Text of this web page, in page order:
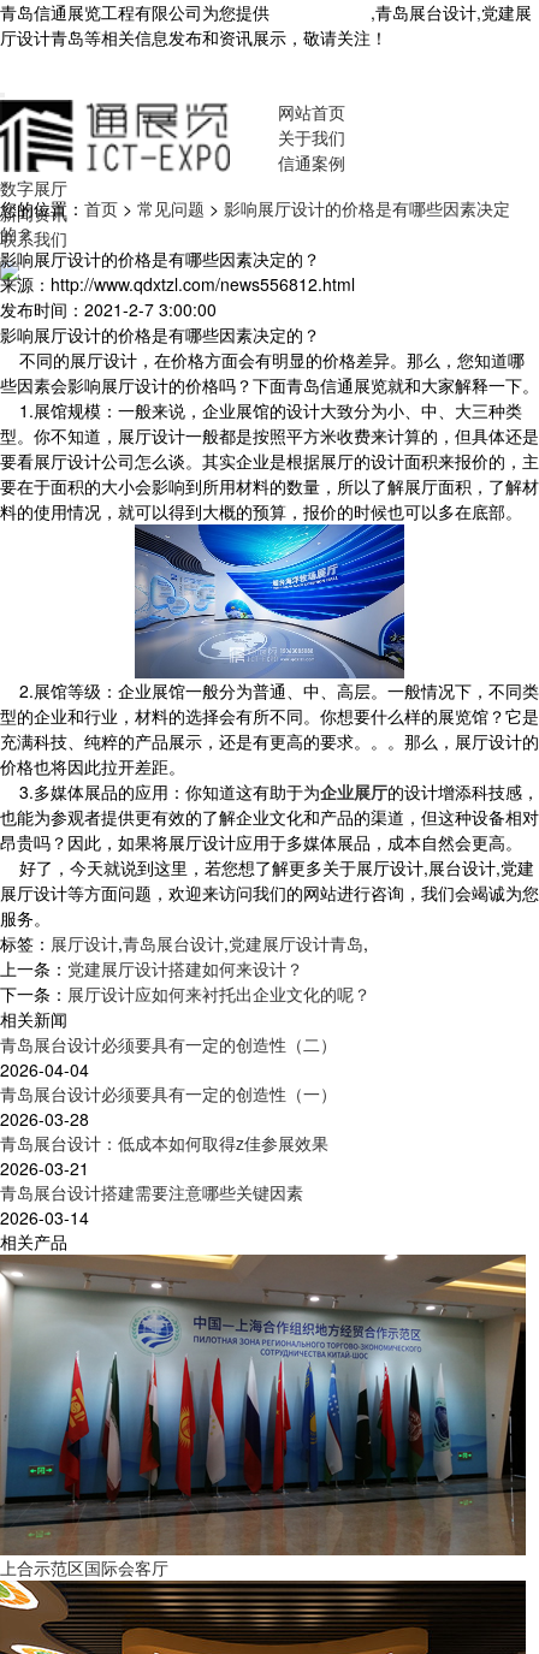
青岛信通展览工程有限公司为您提供
,青岛展台设计,党建展
厅设计青岛等相关信息发布和资讯展示，敬请关注！
网站首页
关于我们
信通案例
数字展厅
新闻资讯
联系我们
您的位置： 首页 > 常见问题 > 影响展厅设计的价格是有哪些因素决定
的？
影响展厅设计的价格是有哪些因素决定的？
来源：http://www.qdxtzl.com/news556812.html
发布时间：2021-2-7 3:00:00
影响展厅设计的价格是有哪些因素决定的？
不同的展厅设计，在价格方面会有明显的价格差异。那么，您知道哪
些因素会影响展厅设计的价格吗？下面青岛信通展览就和大家解释一下。
1.展馆规模：一般来说，企业展馆的设计大致分为小、中、大三种类
型。你不知道，展厅设计一般都是按照平方米收费来计算的，但具体还是
要看展厅设计公司怎么谈。其实企业是根据展厅的设计面积来报价的，主
要在于面积的大小会影响到所用材料的数量，所以了解展厅面积，了解材
料的使用情况，就可以得到大概的预算，报价的时候也可以多在底部。
2.展馆等级：企业展馆一般分为普通、中、高层。一般情况下，不同类
型的企业和行业，材料的选择会有所不同。你想要什么样的展览馆？它是
充满科技、纯粹的产品展示，还是有更高的要求。。。那么，展厅设计的
价格也将因此拉开差距。
3.多媒体展品的应用：你知道这有助于为企业展厅的设计增添科技感，
也能为参观者提供更有效的了解企业文化和产品的渠道，但这种设备相对
昂贵吗？因此，如果将展厅设计应用于多媒体展品，成本自然会更高。
好了，今天就说到这里，若您想了解更多关于展厅设计,展台设计,党建
展厅设计等方面问题，欢迎来访问我们的网站进行咨询，我们会竭诚为您
服务。
标签： 展厅设计,青岛展台设计,党建展厅设计青岛,
上一条： 党建展厅设计搭建如何来设计？
下一条： 展厅设计应如何来衬托出企业文化的呢？
相关新闻
青岛展台设计必须要具有一定的创造性（二）
2026-04-04
青岛展台设计必须要具有一定的创造性（一）
2026-03-28
青岛展台设计：低成本如何取得z佳参展效果
2026-03-21
青岛展台设计搭建需要注意哪些关键因素
2026-03-14
相关产品
上合示范区国际会客厅